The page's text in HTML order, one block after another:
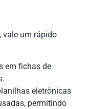
vale um rápido
em fichas de
eletrônicas
permitindo